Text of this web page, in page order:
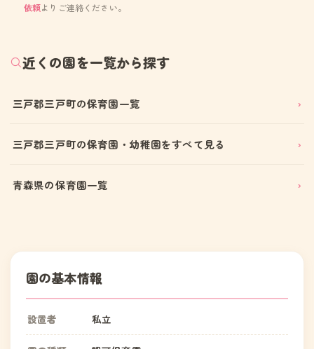
依頼よりご連絡ください。
近くの園を一覧から探す
三戸郡三戸町の保育園一覧
三戸郡三戸町の保育園・幼稚園をすべて見る
青森県の保育園一覧
園の基本情報
設置者 私立